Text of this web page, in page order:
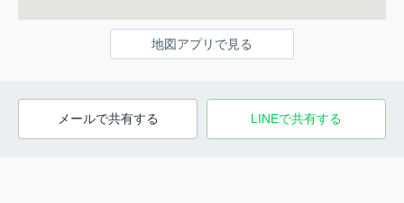
地図アプリで見る
メールで共有する LINEで共有する